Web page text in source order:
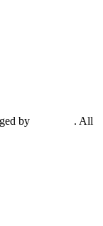
by
. All